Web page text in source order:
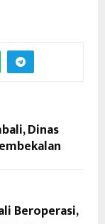
Dinas
Beroperasi,